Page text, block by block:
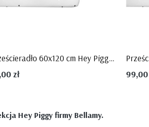
Prześcieradło 60x120 cm Hey Piggy - Bellamy
zł
99,00
Hey Piggy firmy Bellamy.